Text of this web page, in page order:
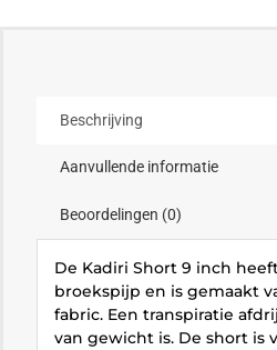
Beschrijving
Aanvullende informatie
Beoordelingen (0)
De Kadiri Short 9 inch
broekspijp en is gemaakt
fabric. Een transpiratie
van gewicht is. De short is